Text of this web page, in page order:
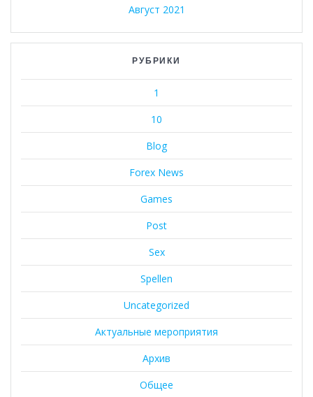
Август 2021
РУБРИКИ
1
10
Blog
Forex News
Games
Post
Sex
Spellen
Uncategorized
Актуальные мероприятия
Архив
Общее